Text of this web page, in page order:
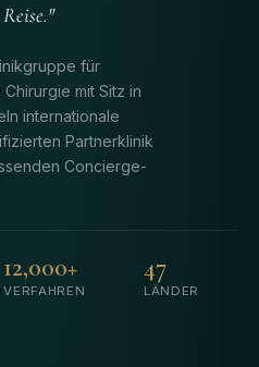
für
mit Sitz in
internationale
Partnerklinik
Concierge-
12,000+
VERFAHREN
47
LÄNDER